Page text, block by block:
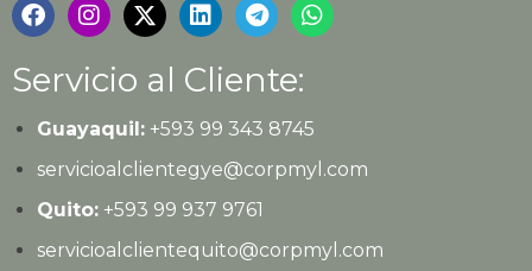
Servicio al Cliente:
Guayaquil:+593 99 343 8745
servicioalclientegye@corpmyl.com
Quito:+593 99 937 9761
servicioalclientequito@corpmyl.com